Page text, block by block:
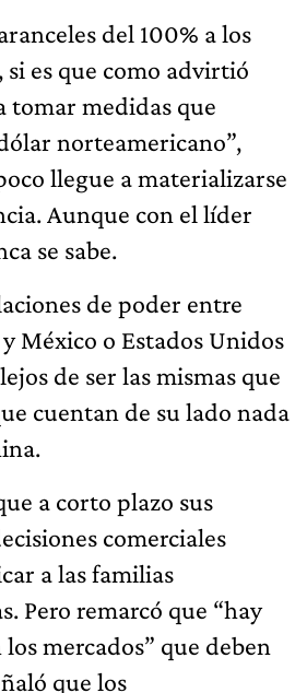
del 100% a los
si es que como advirtió
tomar medidas que
norteamericano”,
llegue a materializarse
Aunque con el líder
se sabe.
de poder entre
México o Estados Unidos
de ser las mismas que
cuentan de su lado nada
a corto plazo sus
comerciales
a las familias
Pero remarcó que “hay
mercados” que deben
que los